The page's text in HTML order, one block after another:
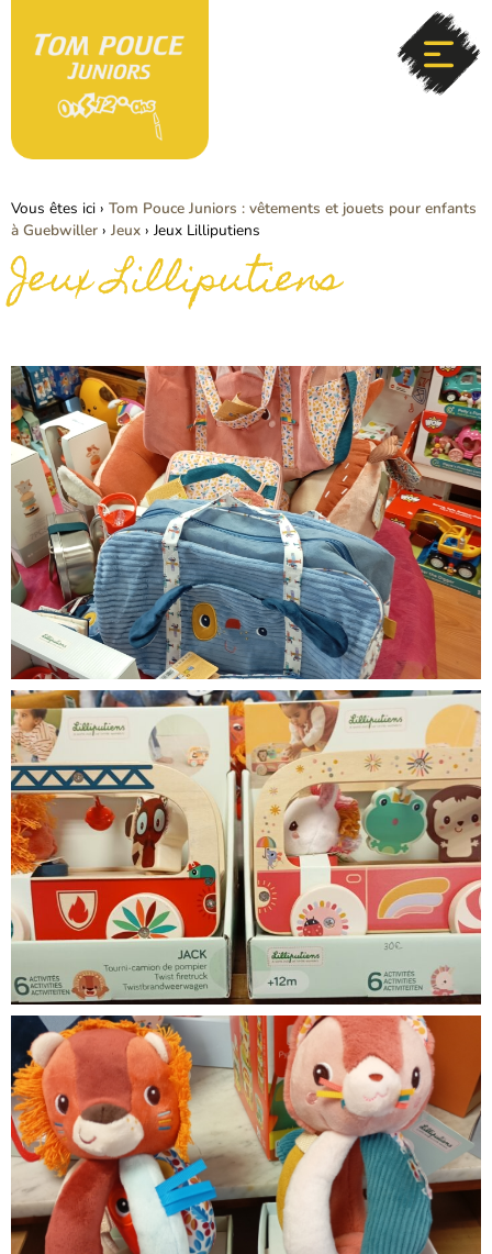
Vous êtes ici › Tom Pouce Juniors : vêtements et jouets pour enfants
à Guebwiller › Jeux › Jeux Lilliputiens
Jeux Lilliputiens